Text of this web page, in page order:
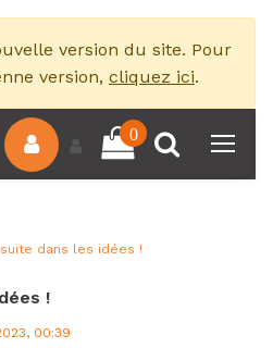
version du site. Pour
version, cliquez ici.
0
dans les idées !
!
00:39